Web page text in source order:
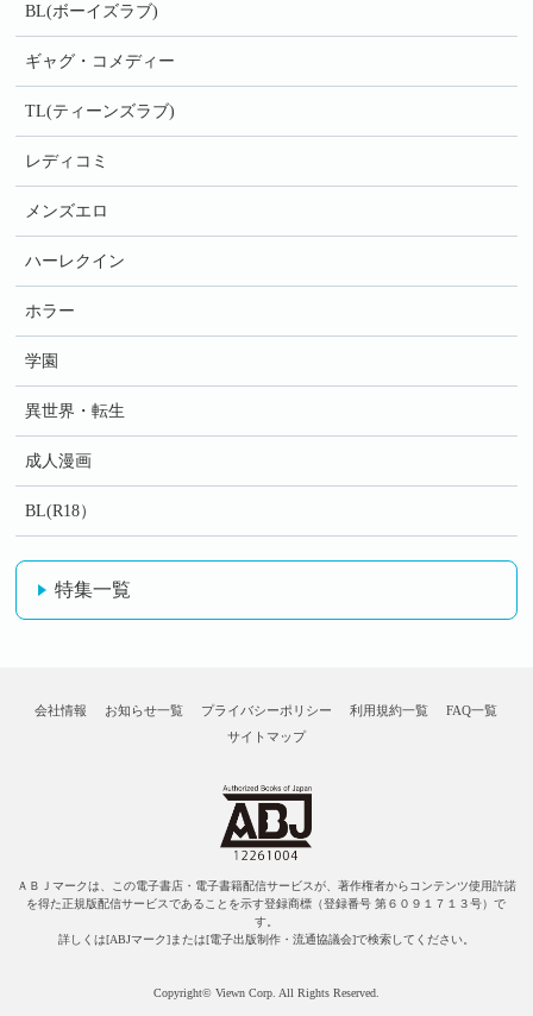
BL(ボーイズラブ)
ギャグ・コメディー
TL(ティーンズラブ)
レディコミ
メンズエロ
ハーレクイン
ホラー
学園
異世界・転生
成人漫画
BL(R18）
特集一覧
会社情報 お知らせ一覧 プライバシーポリシー 利用規約一覧
FAQ一覧
サイトマップ
ＡＢＪマークは、この電子書店・電子書籍配信サービスが、著作権者からコンテンツ使用許諾
を得た正規版配信サービスであることを示す登録商標（登録番号 第６０９１７１３号）で
す。
詳しくは[ABJマーク]または[電子出版制作・流通協議会]で検索してください。
Copyright© Viewn Corp. All Rights Reserved.